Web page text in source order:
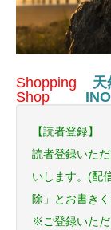
Shopping 天
Shop
【読者登録】
読者登録いた
いします。(配
除」とお書き
※ご登録いただ